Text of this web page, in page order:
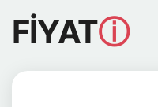
FİYATⓘ